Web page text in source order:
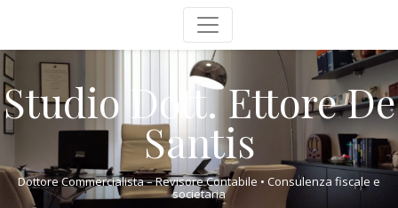
Studio Dott. Ettore De
Santis
Dottore Commercialista – Revisore Contabile • Consulenza fiscale e
societaria